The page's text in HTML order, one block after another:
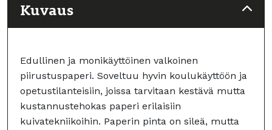
Kuvaus
Edullinen ja monikäyttöinen valkoinen
piirustuspaperi. Soveltuu hyvin koulukäyttöön ja
opetustilanteisiin, joissa tarvitaan kestävä mutta
kustannustehokas paperi erilaisiin
kuivatekniikoihin. Paperin pinta on sileä, mutta